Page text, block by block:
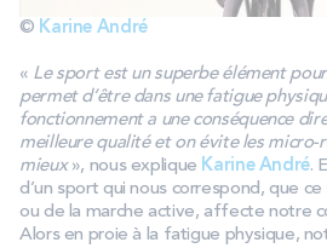
© Karine André
« Le sport est un superbe élément
permet d’être dans une fatigue
fonctionnement a une conséquence
meilleure qualité et on évite les micro-
mieux », nous explique Karine André.
d’un sport qui nous correspond, que
ou de la marche active, affecte notre
Alors en proie à la fatigue physique,